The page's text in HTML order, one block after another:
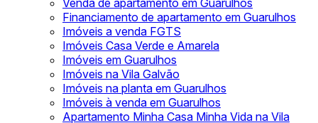
Venda de apartamento em Guarulhos
Financiamento de apartamento em Guarulhos
Imóveis a venda FGTS
Imóveis Casa Verde e Amarela
Imóveis em Guarulhos
Imóveis na Vila Galvão
Imóveis na planta em Guarulhos
Imóveis à venda em Guarulhos
Apartamento Minha Casa Minha Vida na Vila